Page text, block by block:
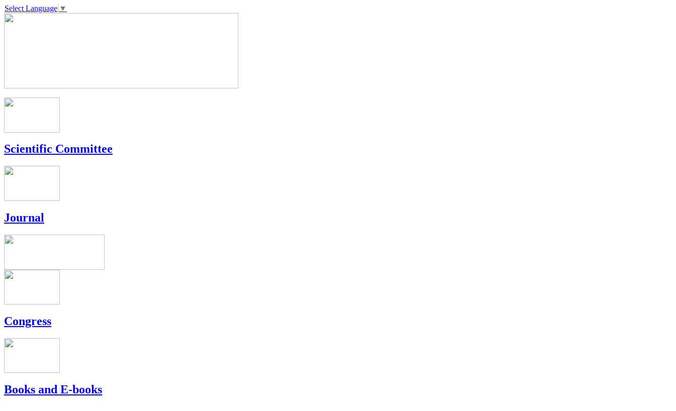
Select Language ▼
Scientific Committee
Journal
Congress
Books and E-books